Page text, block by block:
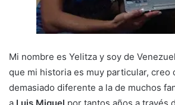
Mi nombre es Yelitza y soy de
que mi historia es muy particular, creo
demasiado diferente a la de muchos